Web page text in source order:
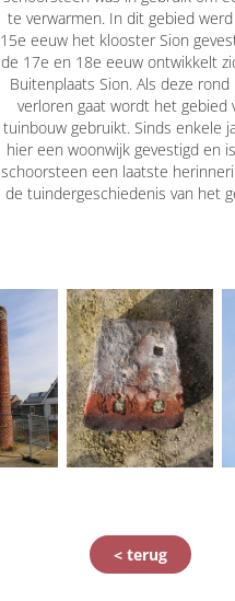
te verwarmen. In dit gebied
15e eeuw het klooster Sion
de 17e en 18e eeuw ontwikkelt
Buitenplaats Sion. Als deze
verloren gaat wordt het gebied
tuinbouw gebruikt. Sinds enkele
hier een woonwijk gevestigd en
schoorsteen een laatste
de tuindergeschiedenis van het
< terug